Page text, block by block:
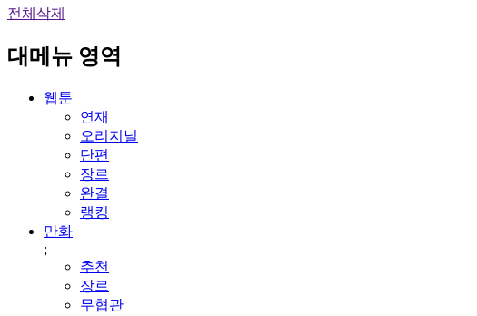
전체삭제
대메뉴 영역
웹툰
연재
오리지널
단편
장르
완결
랭킹
만화
;
추천
장르
무협관